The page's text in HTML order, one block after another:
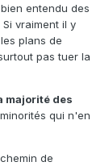
entendu des
vraiment il y
plans de
pas tuer la
majorité des
qui n'en
de